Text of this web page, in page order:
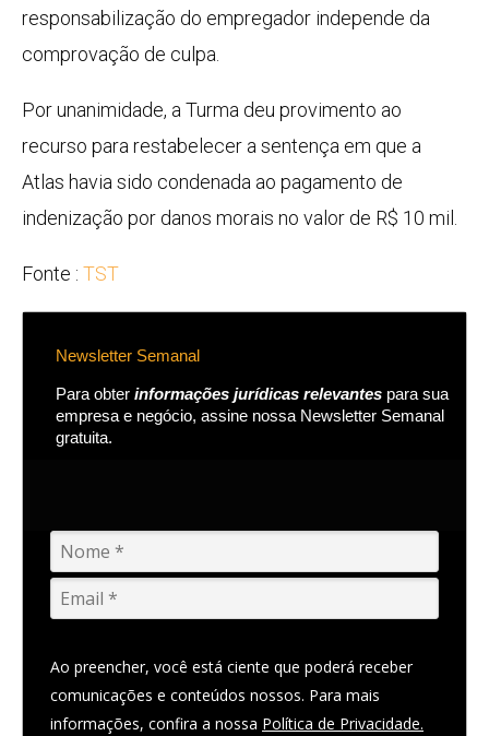
responsabilização do empregador independe da
comprovação de culpa.
Por unanimidade, a Turma deu provimento ao
recurso para restabelecer a sentença em que a
Atlas havia sido condenada ao pagamento de
indenização por danos morais no valor de R$ 10 mil.
Fonte : TST
Newsletter Semanal
Para obter informações jurídicas relevantes para sua
empresa e negócio, assine nossa Newsletter Semanal
gratuita.
Ao preencher, você está ciente que poderá receber
comunicações e conteúdos nossos. Para mais
informações, confira a nossa Política de Privacidade.